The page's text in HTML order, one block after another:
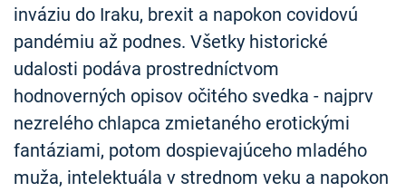
inváziu do Iraku, brexit a napokon covidovú
pandémiu až podnes. Všetky historické
udalosti podáva prostredníctvom
hodnoverných opisov očitého svedka - najprv
nezrelého chlapca zmietaného erotickými
fantáziami, potom dospievajúceho mladého
muža, intelektuála v strednom veku a napokon